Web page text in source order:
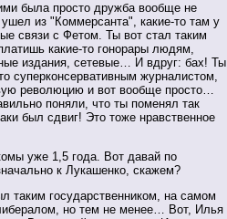
была просто дружба вообще не
из "Коммерсанта", какие-то там у
связи с Фетом. Ты вот стал таким
какие-то гонорары людям,
издания, сетевые… И вдруг: бах! Ты
суперконсервативным журналистом,
революцию и вот вообще просто…
поняли, что ты поменял так
был сдвиг! Это тоже нравственное
уже 1,5 года. Вот давай по
к Лукашенко, скажем?
таким государственником, на самом
но тем не менее… Вот, Илья